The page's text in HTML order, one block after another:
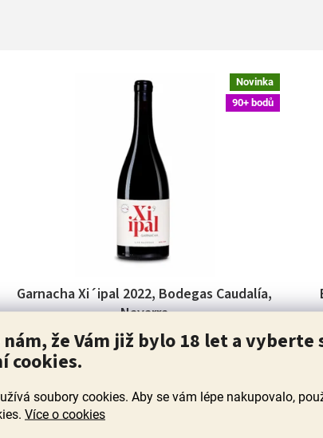
že Vám již bylo 18 let a vyberte
cookies.
soubory cookies. Aby se vám lépe nakupovalo,
Více o cookies
Novinka
90+ bodů
Garnacha Xi´ipal 2022, Bodegas Caudalía,
Navarra
Skladem(33 ks)
hmatatelné – a přesto nikoli prvoplánové. Maliny,
šťavnaté višně a švestky se prolínají s ušlechtilou